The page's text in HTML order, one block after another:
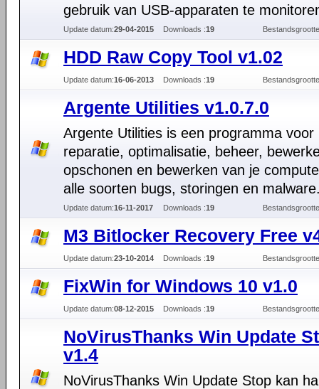
gebruik van USB-apparaten te
Update datum:29-04-2015 Downloads :19
HDD Raw Copy Tool v1.02
Update datum:16-06-2013 Downloads :19
Argente Utilities v1.0.7.0
Argente Utilities is een programma voor
reparatie, optimalisatie, beheer,
opschonen en bewerken van je
alle soorten bugs, storingen en
Update datum:16-11-2017 Downloads :19
M3 Bitlocker Recovery Free
Update datum:23-10-2014 Downloads :19
FixWin for Windows 10 v1.0
Update datum:08-12-2015 Downloads :19
NoVirusThanks Win Update
v1.4
NoVirusThanks Win Update Stop kan